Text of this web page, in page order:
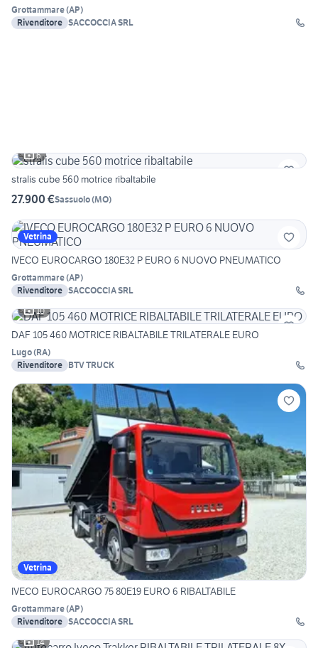
Grottammare(AP)
Rivenditore SACCOCCIA SRL
6
stralis cube 560 motrice ribaltabile
27.900 €Sassuolo(MO)
Vetrina
IVECO EUROCARGO 180E32 P EURO 6 NUOVO PNEUMATICO
Grottammare(AP)
Rivenditore SACCOCCIA SRL
10
DAF 105 460 MOTRICE RIBALTABILE TRILATERALE EURO
Lugo(RA)
Rivenditore BTV TRUCK
Vetrina
IVECO EUROCARGO 75 80E19 EURO 6 RIBALTABILE
Grottammare(AP)
Rivenditore SACCOCCIA SRL
14